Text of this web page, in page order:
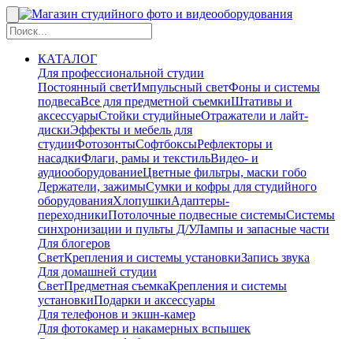
КАТАЛОГ
Для профессиональной студии
Постоянный светИмпульсный светФоны и системы
подвесаВсе для предметной съемкиШтативы и
аксессуарыСтойки студийныеОтражатели и лайт-
дискиЭффекты и мебель для
студииФотозонтыСофтбоксыРефлекторы и
насадкиФлаги, рамы и текстильВидео- и
аудиооборудованиеЦветные фильтры, маски гобо
Держатели, зажимыСумки и кофры для студийного
оборудованияХлопушкиАдаптеры-
переходникиПотолочные подвесные системыСистемы
синхронизации и пульты Д/УЛампы и запасные части
Для блогеров
СветКрепления и системы установкиЗапись звука
Для домашней студии
СветПредметная съемкаКрепления и системы
установкиПодарки и аксессуары
Для телефонов и экшн-камер
Для фотокамер и накамерных вспышек